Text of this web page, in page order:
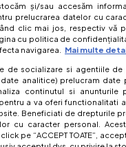
și/sau accesăm
prelucrarea datelor cu
clic mai jos, respectiv vă
cu politica de
navigarea.
Mai multe
de socializare si agentiile
analitice) prelucram date
continutul si
a va oferi functionalitati
Beneficiati de drepturile
cu caracter personal.
click pe “ACCEPT TOATE”,